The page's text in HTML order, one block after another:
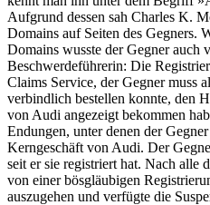
Aufgrund dessen sah Charles K.
Domains auf Seiten des Gegners.
Domains wusste der Gegner auch
Beschwerdeführerin: Die
Claims Service, der Gegner muss
verbindlich bestellen konnte, den
von Audi angezeigt bekommen
Endungen, unter denen der
Kerngeschäft von Audi. Der
seit er sie registriert hat. Nach alle
von einer bösgläubigen
auszugehen und verfügte die